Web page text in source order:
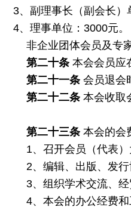
3、副理事长（副会长）
4、理事单位：3000元。
非企业团体会员及专
第二十条 本会会员应
第二十一条 会员退会
第二十二条 本会收取
第二十三条 本会的会
1、召开会员（代表
2、编辑、出版、发
3、组织学术交流、
4、本会的办公经费